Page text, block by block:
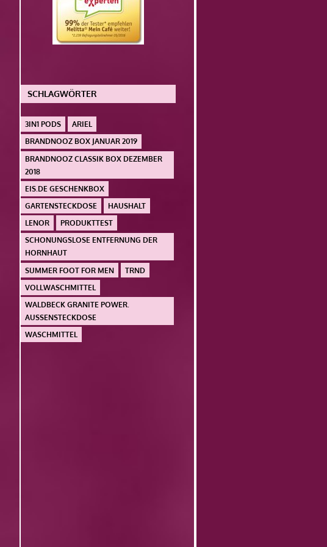
SCHLAGWÖRTER
3IN1 PODS
ARIEL
BRANDNOOZ BOX JANUAR 2019
BRANDNOOZ CLASSIK BOX DEZEMBER
2018
EIS.DE GESCHENKBOX
GARTENSTECKDOSE
HAUSHALT
LENOR
PRODUKTTEST
SCHONUNGSLOSE ENTFERNUNG DER
HORNHAUT
SUMMER FOOT FOR MEN
TRND
VOLLWASCHMITTEL
WALDBECK GRANITE POWER.
AUSSENSTECKDOSE
WASCHMITTEL